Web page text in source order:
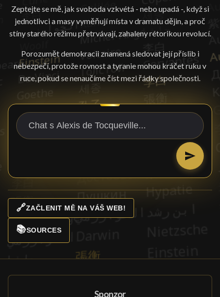
Zeptejte se mě, jak svoboda vzkvétá - nebo upadá -, když si
jednotlivci a masy vyměňují místa v dramatu dějin, a proč
stíny starého režimu přetrvávají, zahaleny rétorikou revolucí.
Porozumět demokracii znamená sledovat její příslib i
nebezpečí, protože rovnost a tyranie mohou kráčet ruku v
ruce, pokud se nenaučíme číst mezi řádky společnosti.
🔗ZAČLENIT MĚ NA VÁŠ WEB!
📚SOURCES
Sponzor